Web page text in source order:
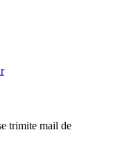
trimite mail de